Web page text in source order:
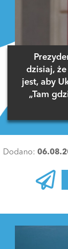
dzisiaj,
jest, aby
„Tam
Dodano: